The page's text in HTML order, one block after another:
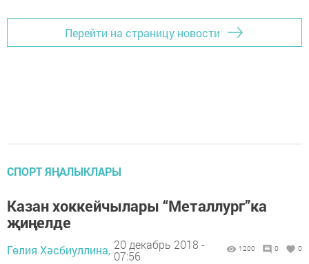
Перейти на страницу новости
СПОРТ ЯҢАЛЫКЛАРЫ
Казан хоккейчылары “Металлург”ка
җиңелде
Гөлия Хәсбиуллина, 20 декабрь 2018 -
07:56
1200 0 0